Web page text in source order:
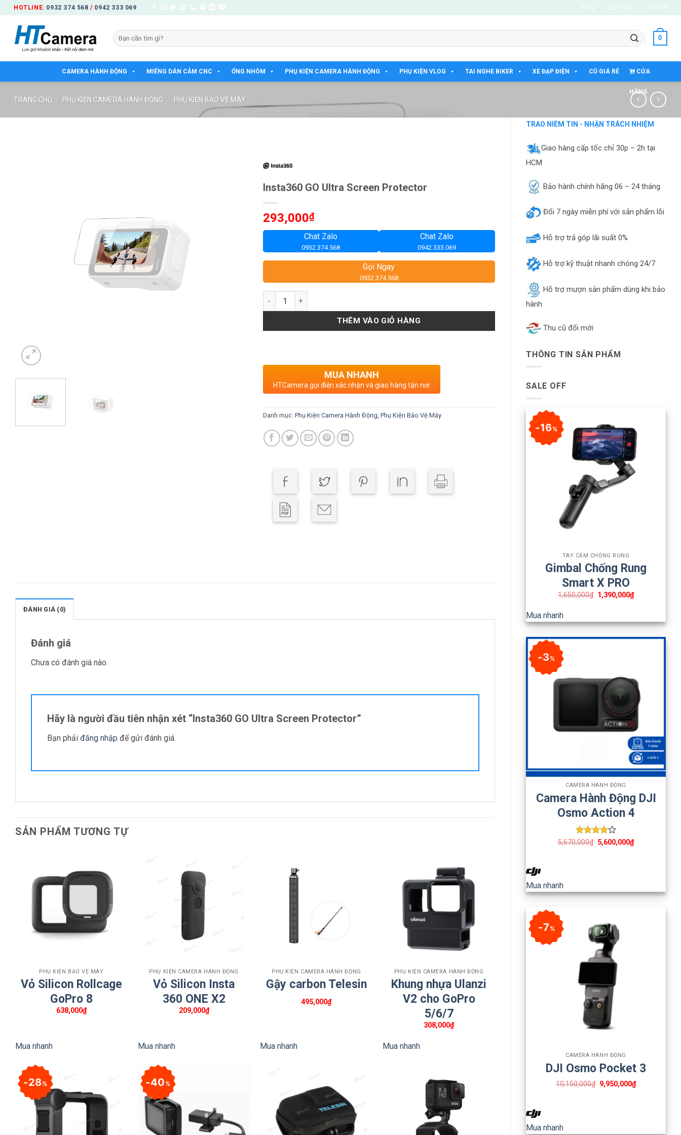
qua
dung
HOTLINE: 0932 374 568 / 0942 333 069
Tìm
kiếm:
0
CAMERA HÀNH ĐỘNG MIẾNG DÁN CẰM CNC ỐNG NHÒM PHỤ KIỆN CAMERA HÀNH ĐỘNG PHỤ KIỆN VLOG TAI NGHE BIKER XE ĐẠP ĐIỆN CŨ GIÁ RẺ CỬA
HÀNG
TRANG CHỦ / PHỤ KIỆN CAMERA HÀNH ĐỘNG / PHỤ KIỆN BẢO VỆ MÁY
TRAO NIỀM TIN - NHẬN TRÁCH NHIỆM
Giao hàng cấp tốc chỉ 30p – 2h tại
HCM
Bảo hành chính hãng 06 – 24 tháng
Đổi 7 ngày miễn phí với sản phẩm lỗi
Hỗ trợ trả góp lãi suất 0%
Hỗ trợ kỹ thuật nhanh chóng 24/7
Hỗ trợ mượn sản phẩm dùng khi bảo
hành
Thu cũ đổi mới
THÔNG TIN SẢN PHẨM
SALE OFF
16%
TAY CẦM CHỐNG RUNG
Gimbal Chống Rung
Smart X PRO
1,650,000₫ 1,390,000₫
Mua nhanh
3%
+
CAMERA HÀNH ĐỘNG
Camera Hành Động DJI
Osmo Action 4
Được
5,670,000₫ 5,600,000₫
Mua nhanh
7%
CAMERA HÀNH ĐỘNG
DJI Osmo Pocket 3
10,150,000₫ 9,950,000₫
Mua nhanh
Insta360 GO Ultra Screen Protector
293,000₫
Chat Zalo
0932.374.568
Chat Zalo
0942.333.069
Gọi Ngay
0932.374.568
Số lượng
THÊM VÀO GIỎ HÀNG
MUA NHANH
HTCamera gọi điện xác nhận và giao hàng tận nơi
Danh mục: Phụ Kiện Camera Hành Động Phụ Kiện Bảo Vệ Máy
ĐÁNH GIÁ (0)
Đánh giá
Chưa có đánh giá nào.
Hãy là người đầu tiên nhận xét “Insta360 GO Ultra Screen Protector”
Bạn phải đăng nhập để gửi đánh giá.
SẢN PHẨM TƯƠNG TỰ
PHỤ KIỆN BẢO VỆ MÁY
Vỏ Silicon Rollcage
GoPro 8
638,000₫
Mua nhanh
PHỤ KIỆN CAMERA HÀNH ĐỘNG
Vỏ Silicon Insta
360 ONE X2
209,000₫
Mua nhanh
PHỤ KIỆN CAMERA HÀNH ĐỘNG
Gậy carbon Telesin
495,000₫
Mua nhanh
PHỤ KIỆN CAMERA HÀNH ĐỘNG
Khung nhựa Ulanzi
V2 cho GoPro
5/6/7
308,000₫
Mua nhanh
28% 40%